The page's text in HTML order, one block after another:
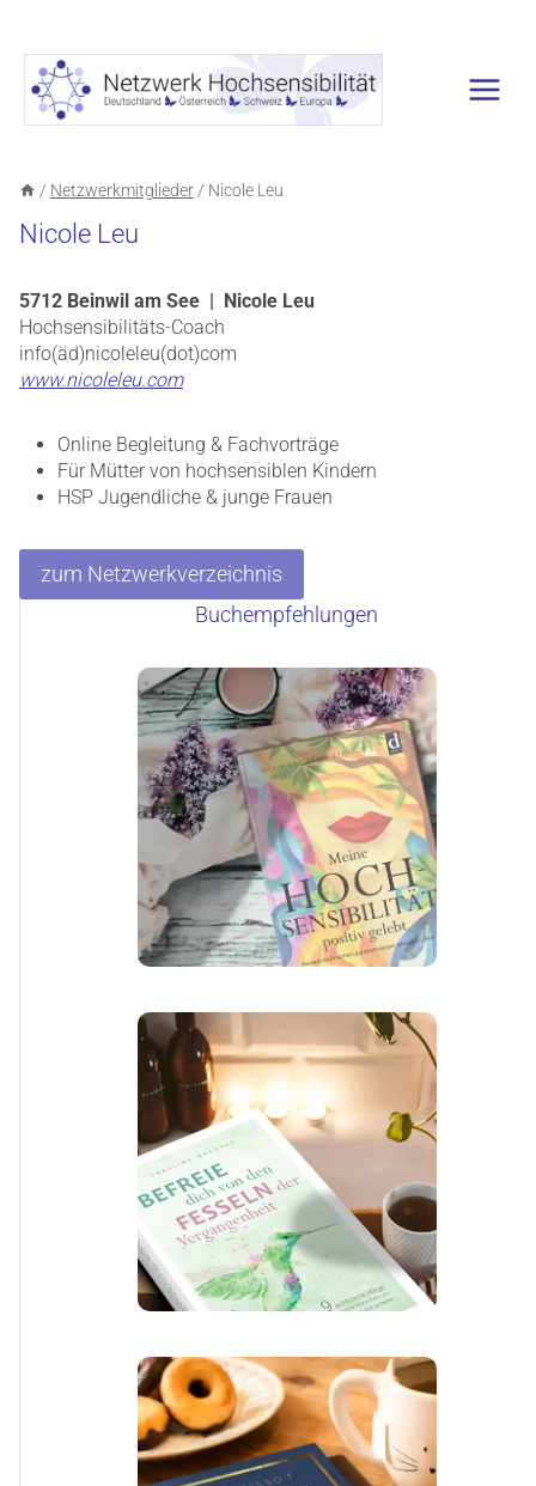
springen
/ Netzwerkmitglieder / Nicole Leu
Nicole Leu
5712 Beinwil am See | Nicole Leu
Hochsensibilitäts-Coach
info(äd)nicoleleu(dot)com
www.nicoleleu.com
Online Begleitung & Fachvorträge
Für Mütter von hochsensiblen Kindern
HSP Jugendliche & junge Frauen
zum Netzwerkverzeichnis
Buchempfehlungen